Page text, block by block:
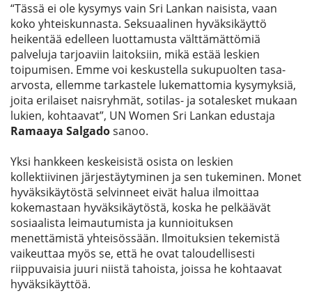
“Tässä ei ole kysymys vain Sri Lankan naisista, vaan
koko yhteiskunnasta. Seksuaalinen hyväksikäyttö
heikentää edelleen luottamusta välttämättömiä
palveluja tarjoaviin laitoksiin, mikä estää leskien
toipumisen. Emme voi keskustella sukupuolten tasa-
arvosta, ellemme tarkastele lukemattomia kysymyksiä,
joita erilaiset naisryhmät, sotilas- ja sotalesket mukaan
lukien, kohtaavat”, UN Women Sri Lankan edustaja
Ramaaya Salgadosanoo.
Yksi hankkeen keskeisistä osista on leskien
kollektiivinen järjestäytyminen ja sen tukeminen. Monet
hyväksikäytöstä selvinneet eivät halua ilmoittaa
kokemastaan hyväksikäytöstä, koska he pelkäävät
sosiaalista leimautumista ja kunnioituksen
menettämistä yhteisössään. Ilmoituksien tekemistä
vaikeuttaa myös se, että he ovat taloudellisesti
riippuvaisia juuri niistä tahoista, joissa he kohtaavat
hyväksikäyttöä.